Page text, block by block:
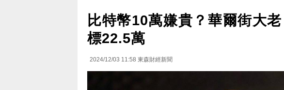
比特幣10萬嫌貴？華爾街大
標22.5萬
2024/12/03 11:58 東森財經新聞